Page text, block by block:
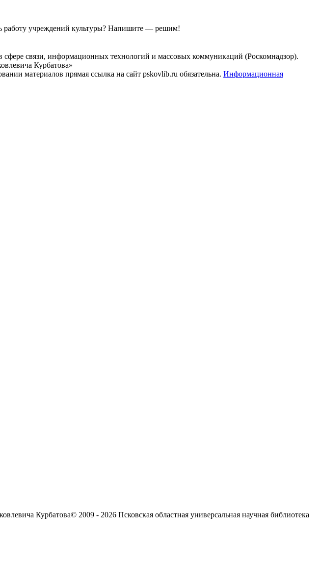
учреждений культуры? Напишите — решим!
связи, информационных технологий и массовых коммуникаций (Роскомнадзор).
Курбатова»
материалов прямая ссылка на сайт pskovlib.ru обязательна. Информационная
Курбатова© 2009 - 2026 Псковская областная универсальная научная библиотека